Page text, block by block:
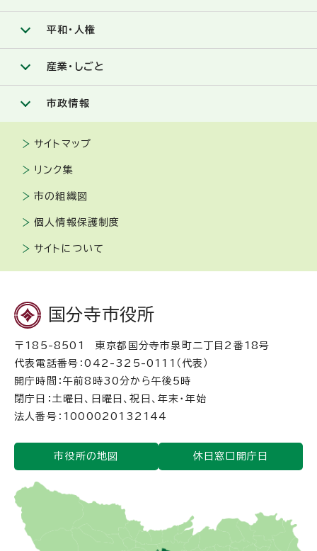
平和・人権
産業・しごと
市政情報
サイトマップ
リンク集
市の組織図
個人情報保護制度
サイトについて
国分寺市役所
〒185-8501 東京都国分寺市泉町二丁目2番18号
代表電話番号：042-325-0111（代表）
開庁時間：午前8時30分から午後5時
閉庁日：土曜日、日曜日、祝日、年末・年始
法人番号：1000020132144
市役所の地図 休日窓口開庁日